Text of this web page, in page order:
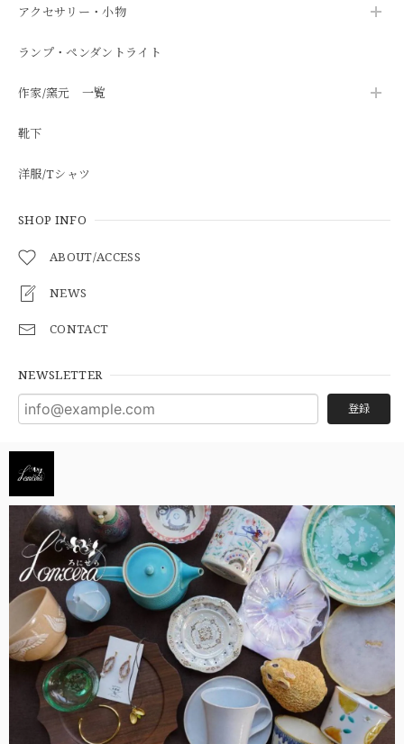
アクセサリー・小物
ランプ・ペンダントライト
作家/窯元 一覧
靴下
洋服/Tシャツ
SHOP INFO
ABOUT/ACCESS
NEWS
CONTACT
NEWSLETTER
登録